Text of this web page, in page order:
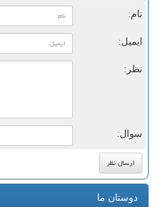
نام:
ایمیل:
نظر:
سوال:
دوستان ما